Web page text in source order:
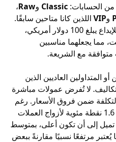
ClassicوRaw،
كانا متاحين سابقًا.
يتطلب كلا الحسابين حدًا أدنى للإيداع يبلغ 100 دولار أمريكي،
مناسبين
الشريعة.
العاديين الذين
عمولات مباشرة
فروق الأسعار. رغم
تصل إلى 1.6 نقطة مئوية لأزواج العملات
تكون أعلى، بمتوسط
نسبيًا مقارنةً ببعض